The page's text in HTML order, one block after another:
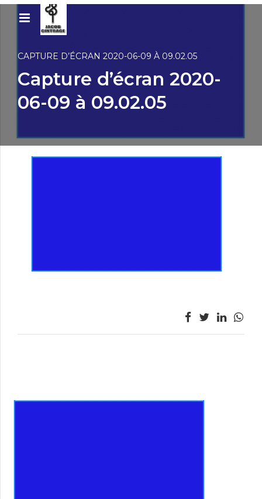
CAPTURE D’ÉCRAN 2020-06-09 À 09.02.05
Capture d’écran 2020-
06-09 à 09.02.05